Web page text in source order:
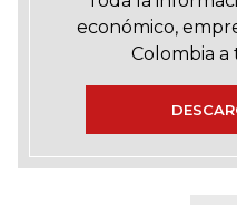
económico,
Colombia a